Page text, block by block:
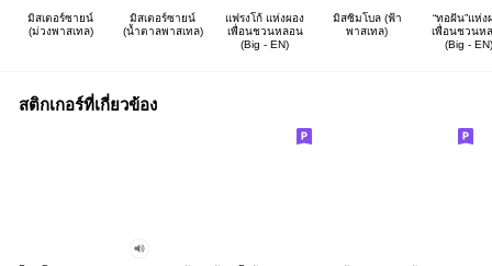
มิสเตอร์ซายน์
(ม่วงพาสเทล)
มิสเตอร์ซายน์
(น้ำตาลพาสเทล)
แฟรงโก้ แห่งผอง
เพื่อนชวนหลอน
(Big - EN)
มิสซิมโบล (ฟ้า
พาสเทล)
“ทอฝัน”แห่ง
เพื่อนชวนห
(Big - EN)
สติกเกอร์ที่เกี่ยวข้อง